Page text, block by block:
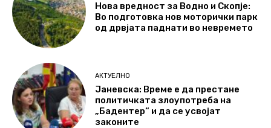
Нова вредност за Водно и Скопје:
Во подготовка нов моторички парк
од дрвјата паднати во невремето
АКТУЕЛНО
Јаневска: Време е да престане
политичката злоупотреба на
„Бадентер“ и да се усвојат
законите